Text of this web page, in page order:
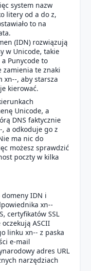
system nazw
litery od a do z,
to na
(IDN) rozwiązują
w Unicode, takie
Punycode to
zamienia te znaki
xn--, aby starsza
kierować.
Unicode, a
DNS faktycznie
a odkoduje go z
ma nic do
możesz sprawdzić
poczty w kilka
IDN i
xn--
certyfikatów SSL
ASCII
linku xn-- z paska
e-mail
adres URL
narzędziach